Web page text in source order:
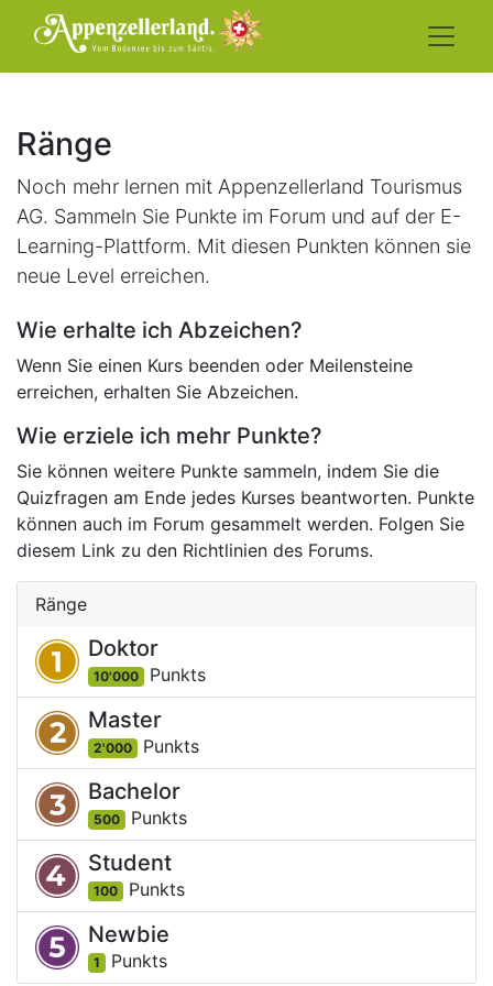
Ränge
Noch mehr lernen mit Appenzellerland Tourismus
AG. Sammeln Sie Punkte im Forum und auf der E-
Learning-Plattform. Mit diesen Punkten können sie
neue Level erreichen.
Wie erhalte ich Abzeichen?
Wenn Sie einen Kurs beenden oder Meilensteine
erreichen, erhalten Sie Abzeichen.
Wie erziele ich mehr Punkte?
Sie können weitere Punkte sammeln, indem Sie die
Quizfragen am Ende jedes Kurses beantworten. Punkte
können auch im Forum gesammelt werden. Folgen Sie
diesem Link zu den Richtlinien des Forums.
Ränge
Doktor
10'000 Punkts
Master
2'000 Punkts
Bachelor
500 Punkts
Student
100 Punkts
Newbie
1 Punkts